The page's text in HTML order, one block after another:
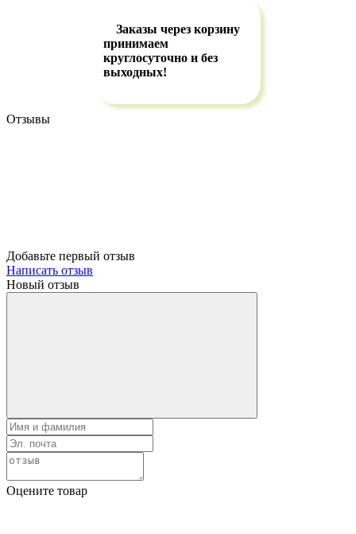
Заказы через корзину
принимаем
круглосуточно и без
выходных!
Отзывы
Добавьте первый отзыв
Написать отзыв
Новый отзыв
Оцените товар